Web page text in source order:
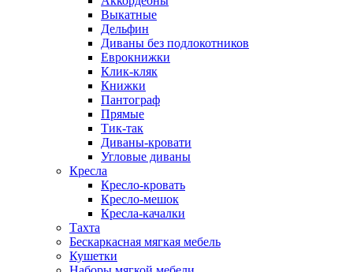
Выкатные
Дельфин
Диваны без подлокотников
Еврокнижки
Клик-кляк
Книжки
Пантограф
Прямые
Тик-так
Диваны-кровати
Угловые диваны
Кресла
Кресло-кровать
Кресло-мешок
Кресла-качалки
Тахта
Бескаркасная мягкая мебель
Кушетки